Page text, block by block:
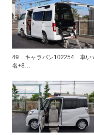
49 キャラバン102254 車い
名+8…